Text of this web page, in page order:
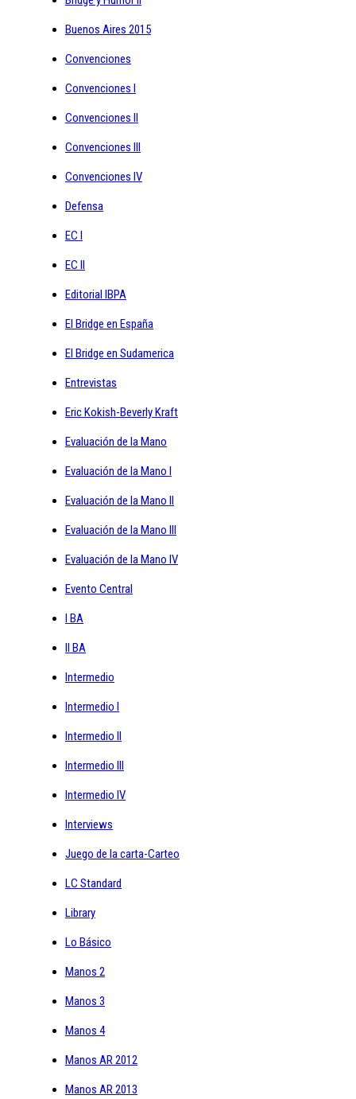
Buenos Aires 2015
Convenciones
Convenciones I
Convenciones II
Convenciones III
Convenciones IV
Defensa
EC I
EC II
Editorial IBPA
El Bridge en España
El Bridge en Sudamerica
Entrevistas
Eric Kokish-Beverly Kraft
Evaluación de la Mano
Evaluación de la Mano I
Evaluación de la Mano II
Evaluación de la Mano III
Evaluación de la Mano IV
Evento Central
I BA
II BA
Intermedio
Intermedio I
Intermedio II
Intermedio III
Intermedio IV
Interviews
Juego de la carta-Carteo
LC Standard
Library
Lo Básico
Manos 2
Manos 3
Manos 4
Manos AR 2012
Manos AR 2013